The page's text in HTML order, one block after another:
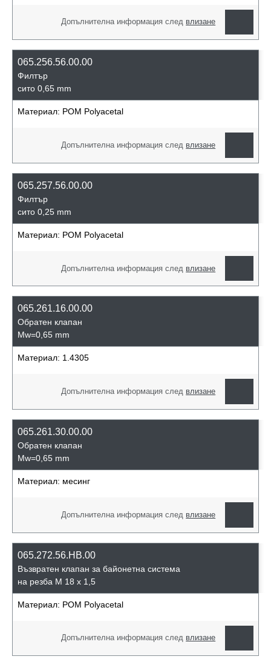
Допълнителна информация след влизане
065.256.56.00.00
Филтър
сито 0,65 mm
Материал: POM Polyacetal
Допълнителна информация след влизане
065.257.56.00.00
Филтър
сито 0,25 mm
Материал: POM Polyacetal
Допълнителна информация след влизане
065.261.16.00.00
Обратен клапан
Mw=0,65 mm
Материал: 1.4305
Допълнителна информация след влизане
065.261.30.00.00
Обратен клапан
Mw=0,65 mm
Материал: месинг
Допълнителна информация след влизане
065.272.56.HB.00
Възвратен клапан за байонетна система
на резба М 18 x 1,5
Материал: POM Polyacetal
Допълнителна информация след влизане